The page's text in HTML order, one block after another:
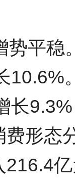
势平
10.6%
长
形态
216.4